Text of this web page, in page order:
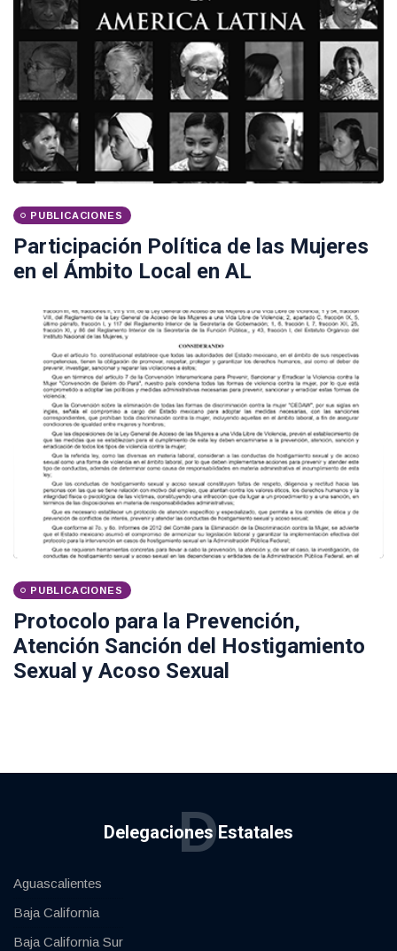
PUBLICACIONES
Participación Política de las Mujeres
en el Ámbito Local en AL
PUBLICACIONES
Protocolo para la Prevención,
Atención Sanción del Hostigamiento
Sexual y Acoso Sexual
Delegaciones Estatales
D
Aguascalientes
Baja California
Baja California Sur